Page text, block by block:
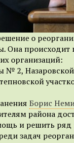
о
Она происходит
организаций:
№ 2,
Борис
района
и решить ряд
задач